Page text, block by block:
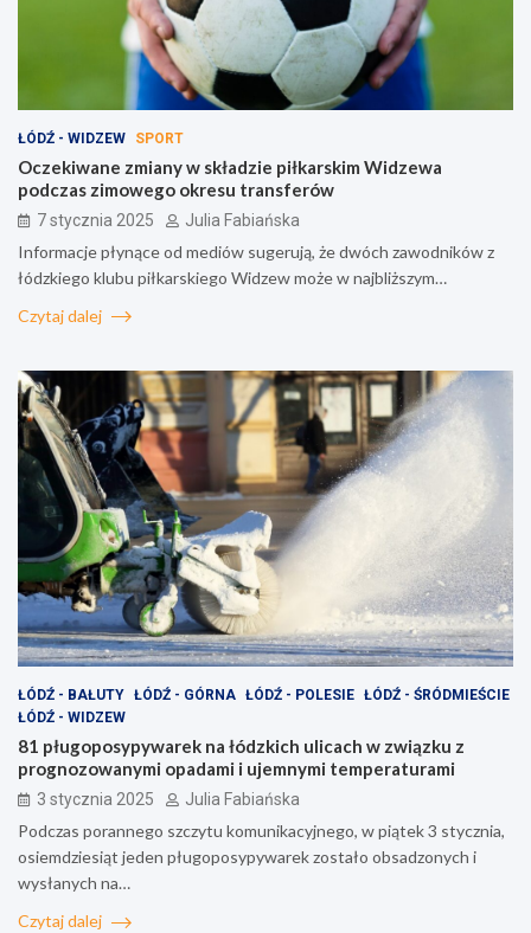
ŁÓDŹ - WIDZEW SPORT
Oczekiwane zmiany w składzie piłkarskim Widzewa
podczas zimowego okresu transferów
7 stycznia 2025 Julia Fabiańska
Informacje płynące od mediów sugerują, że dwóch zawodników z
łódzkiego klubu piłkarskiego Widzew może w najbliższym…
Czytaj dalej
ŁÓDŹ - BAŁUTY ŁÓDŹ - GÓRNA ŁÓDŹ - POLESIE ŁÓDŹ - ŚRÓDMIEŚCIE
ŁÓDŹ - WIDZEW
81 pługoposypywarek na łódzkich ulicach w związku z
prognozowanymi opadami i ujemnymi temperaturami
3 stycznia 2025 Julia Fabiańska
Podczas porannego szczytu komunikacyjnego, w piątek 3 stycznia,
osiemdziesiąt jeden pługoposypywarek zostało obsadzonych i
wysłanych na…
Czytaj dalej